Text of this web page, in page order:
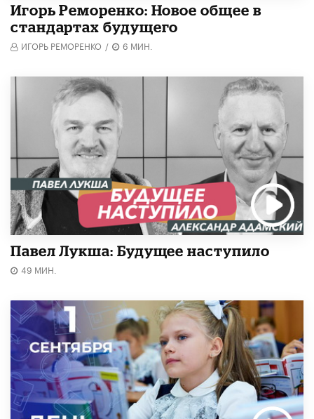
Игорь Реморенко: Новое общее в
стандартах будущего
ИГОРЬ РЕМОРЕНКО / 6 МИН.
Павел Лукша: Будущее наступило
49 МИН.